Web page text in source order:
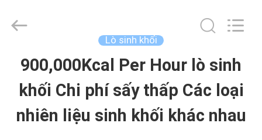
TRANG
CHỦ
ANHUI
ZENVO
Reserved.
Lò sinh khối
900,000Kcal Per Hour lò sinh
khối Chi phí sấy thấp Các loại
nhiên liệu sinh khối khác nhau